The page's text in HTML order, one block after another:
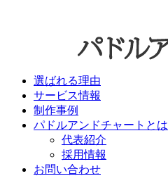
選ばれる理由
サービス情報
制作事例
パドルアンドチャートとは
代表紹介
採用情報
お問い合わせ